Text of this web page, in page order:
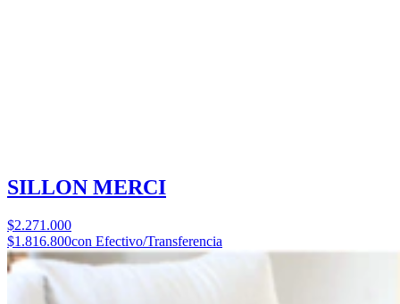
SILLON MERCI
$2.271.000
$1.816.800con Efectivo/Transferencia